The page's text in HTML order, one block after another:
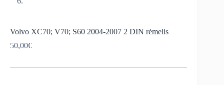
Volvo XC70; V70; S60 2004-2007 2 DIN rėmelis
50,00€